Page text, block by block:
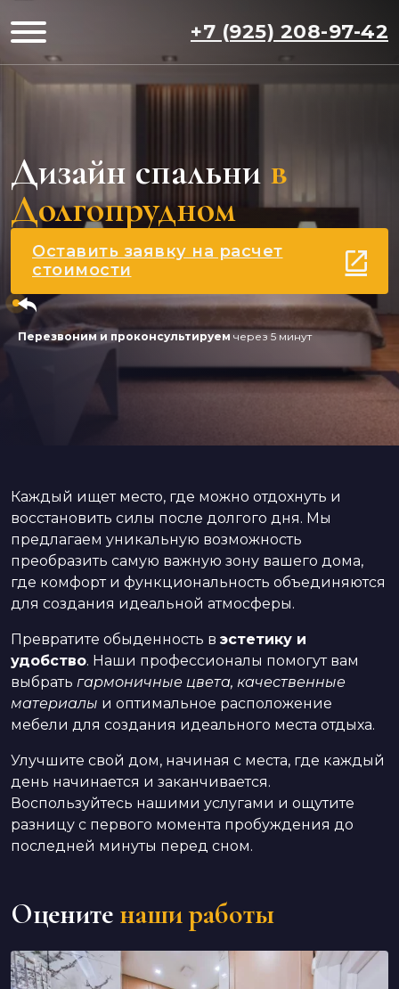
+7 (925) 208-97-42
Дизайн спальни в
Долгопрудном
Оставить заявку на расчет
стоимости
Перезвоним и проконсультируем через 5 минут
Каждый ищет место, где можно отдохнуть и
восстановить силы после долгого дня. Мы
предлагаем уникальную возможность
преобразить самую важную зону вашего дома,
где комфорт и функциональность объединяются
для создания идеальной атмосферы.
Превратите обыденность в эстетику и
удобство. Наши профессионалы помогут вам
выбрать гармоничные цвета, качественные
материалы и оптимальное расположение
мебели для создания идеального места отдыха.
Улучшите свой дом, начиная с места, где каждый
день начинается и заканчивается.
Воспользуйтесь нашими услугами и ощутите
разницу с первого момента пробуждения до
последней минуты перед сном.
Оцените наши работы